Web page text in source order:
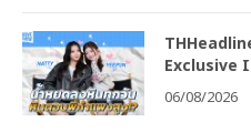
Exclusive
06/08/2026